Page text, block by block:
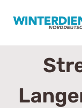
Inhalt